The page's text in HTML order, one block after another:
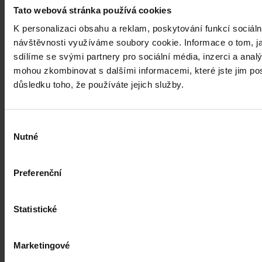
Tato webová stránka používá cookies
K personalizaci obsahu a reklam, poskytování funkcí
návštěvnosti využíváme soubory cookie. Informace o tom,
sdílíme se svými partnery pro sociální média, inzerci a
mohou zkombinovat s dalšími informacemi, které jste jim
důsledku toho, že používáte jejich služby.
souhlasu
Nutné
Preferenční
Statistické
Marketingové
žen a mužů v EU – gender pay gap dosahuje okolo 18 %. Evropská
pravidla pro transparentní odměňování, jejichž cílem je narovnat
informační asymetrii na pracovním trhu a dlouhodobě tak přispět i
ke zmenšení rozdílu ve mzdách mužů a žen, však nabrala v České
republice zpoždění.4. srpna 2026, 07:18